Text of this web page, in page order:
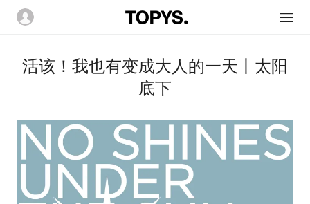
活该！我也有变成大人的一天丨太阳
底下